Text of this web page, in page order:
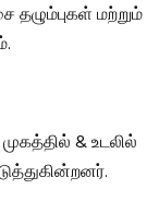
தழும்புகள் மற்றும்
& உடலில்